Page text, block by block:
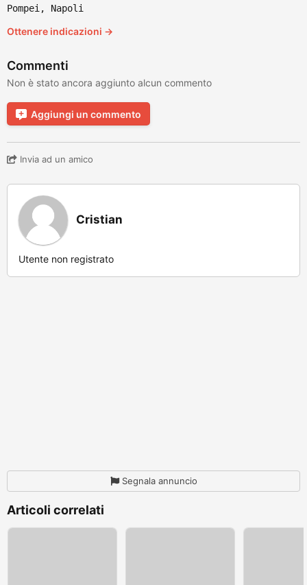
Pompei, Napoli
Ottenere indicazioni →
Commenti
Non è stato ancora aggiunto alcun commento
Aggiungi un commento
Invia ad un amico
Cristian
Utente non registrato
Segnala annuncio
Articoli correlati